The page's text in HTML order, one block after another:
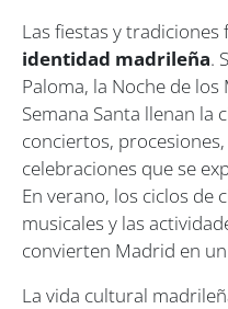
Las fiestas y
identidad madrileña.
Paloma, la Noche de
Semana Santa llenan la
conciertos,
celebraciones que se
En verano, los ciclos de
musicales y las
convierten Madrid en
La vida cultural